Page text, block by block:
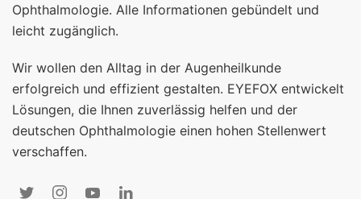
Ophthalmologie. Alle Informationen gebündelt und
leicht zugänglich.
Wir wollen den Alltag in der Augenheilkunde
erfolgreich und effizient gestalten. EYEFOX entwickelt
Lösungen, die Ihnen zuverlässig helfen und der
deutschen Ophthalmologie einen hohen Stellenwert
verschaffen.